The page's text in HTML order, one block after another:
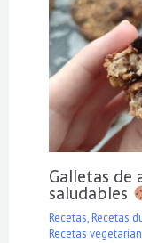
Galletas de
saludables
Recetas,Recetas
Recetas